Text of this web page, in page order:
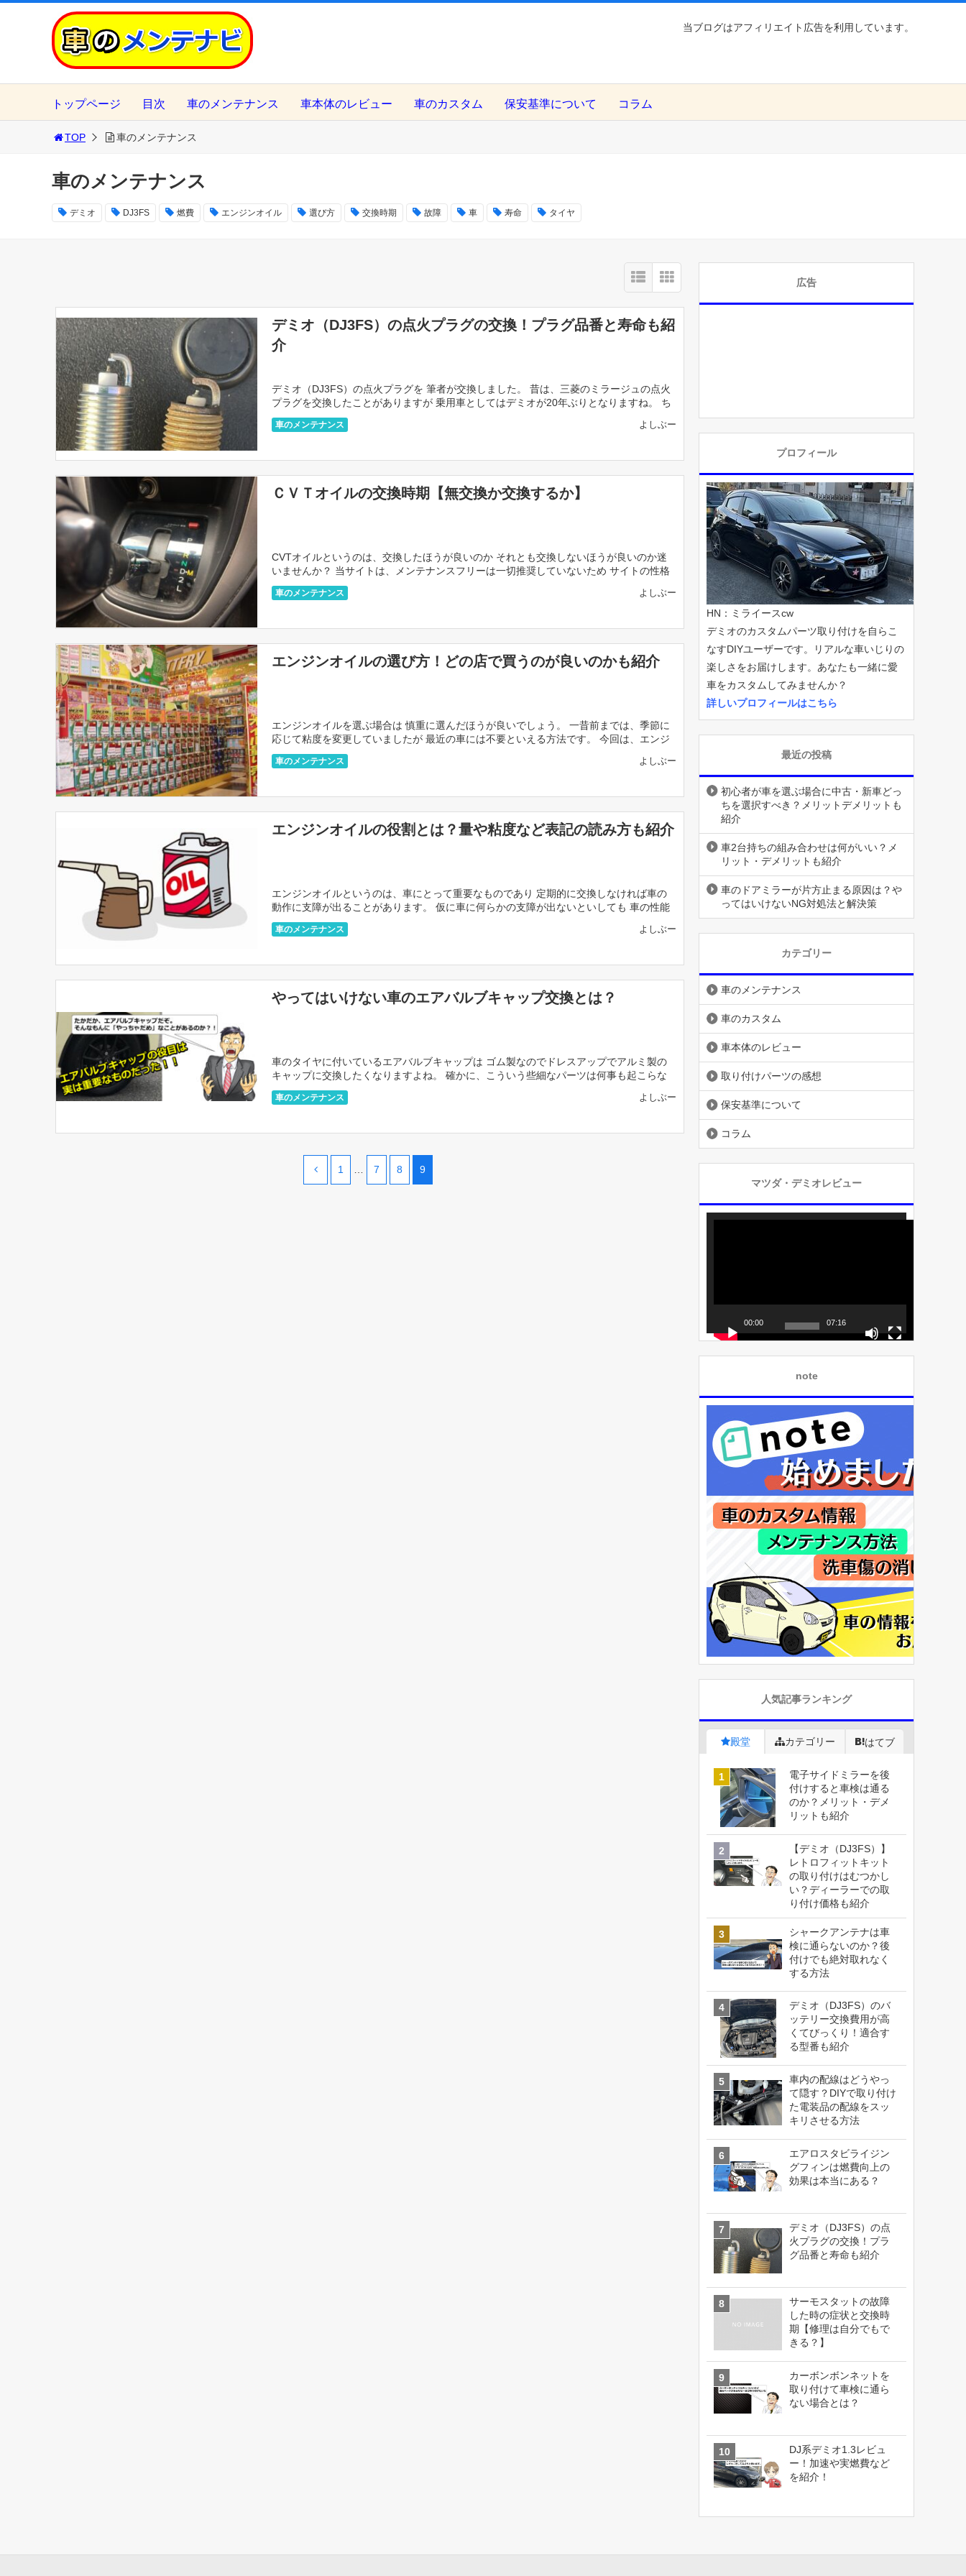
当ブログはアフィリエイト広告を利用しています。
トップページ 目次 車のメンテナンス 車本体のレビュー 車のカスタム 保安基準について コラム
TOP 車のメンテナンス
車のメンテナンス
デミオ DJ3FS 燃費 エンジンオイル 選び方 交換時期 故障 車 寿命 タイヤ
デミオ（DJ3FS）の点火プラグの交換！プラグ品番と寿命も紹
介
デミオ（DJ3FS）の点火プラグを 筆者が交換しました。 昔は、三菱のミラージュの点火
プラグを交換したことがありますが 乗用車としてはデミオが20年ぶりとなりますね。 ち
なみに、2024年時点で筆者は40代なので 20年 […]
車のメンテナンス よしぶー
ＣＶＴオイルの交換時期【無交換か交換するか】
CVTオイルというのは、交換したほうが良いのか それとも交換しないほうが良いのか迷
いませんか？ 当サイトは、メンテナンスフリーは一切推奨していないため サイトの性格
上「走行距離10万kmなら交換すべき」という結論になりま […]
車のメンテナンス よしぶー
エンジンオイルの選び方！どの店で買うのが良いのかも紹介
エンジンオイルを選ぶ場合は 慎重に選んだほうが良いでしょう。 一昔前までは、季節に
応じて粘度を変更していましたが 最近の車には不要といえる方法です。 今回は、エンジ
ンオイルの選び方について お伝えをしていきます。 エンジ […]
車のメンテナンス よしぶー
エンジンオイルの役割とは？量や粘度など表記の読み方も紹介
エンジンオイルというのは、車にとって重要なものであり 定期的に交換しなければ車の
動作に支障が出ることがあります。 仮に車に何らかの支障が出ないといしても 車の性能
は大きく変化してしまうのです。 本記事では、エンジンオイル […]
車のメンテナンス よしぶー
やってはいけない車のエアバルブキャップ交換とは？
車のタイヤに付いているエアバルブキャップは ゴム製なのでドレスアップでアルミ製の
キャップに交換したくなりますよね。 確かに、こういう些細なパーツは何事も起こらな
いと思うし 安易に交換できるドレスアップのひとつと思えます。 […]
車のメンテナンス よしぶー
1 7 8 9
広告
プロフィール
HN：ミライースcw
デミオのカスタムパーツ取り付けを自らこ
なすDIYユーザーです。リアルな車いじりの
楽しさをお届けします。あなたも一緒に愛
車をカスタムしてみませんか？
詳しいプロフィールはこちら
最近の投稿
初心者が車を選ぶ場合に中古・新車どっ
ちを選択すべき？メリットデメリットも
紹介
車2台持ちの組み合わせは何がいい？メ
リット・デメリットも紹介
車のドアミラーが片方止まる原因は？や
ってはいけないNG対処法と解決策
カテゴリー
車のメンテナンス
車のカスタム
車本体のレビュー
取り付けパーツの感想
保安基準について
コラム
マツダ・デミオレビュー
動
00:00 07:16
note
人気記事ランキング
殿堂 カテゴリー はてブ
電子サイドミラーを後
付けすると車検は通る
のか？メリット・デメ
リットも紹介
【デミオ（DJ3FS）】
レトロフィットキット
の取り付けはむつかし
い？ディーラーでの取
り付け価格も紹介
シャークアンテナは車
検に通らないのか？後
付けでも絶対取れなく
する方法
デミオ（DJ3FS）のバ
ッテリー交換費用が高
くてびっくり！適合す
る型番も紹介
車内の配線はどうやっ
て隠す？DIYで取り付け
た電装品の配線をスッ
キリさせる方法
エアロスタビライジン
グフィンは燃費向上の
効果は本当にある？
デミオ（DJ3FS）の点
火プラグの交換！プラ
グ品番と寿命も紹介
サーモスタットの故障
した時の症状と交換時
期【修理は自分でもで
きる？】
カーボンボンネットを
取り付けて車検に通ら
ない場合とは？
DJ系デミオ1.3レビュ
ー！加速や実燃費など
を紹介！